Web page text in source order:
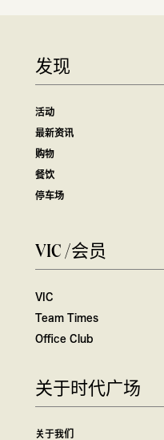
发现
活动
最新资讯
购物
餐饮
停车场
VIC /会员
VIC
Team Times
Office Club
关于时代广场
关于我们